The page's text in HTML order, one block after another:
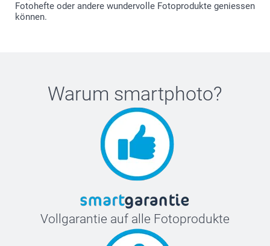
Fotohefte oder andere wundervolle Fotoprodukte geniessen
können.
Warum smartphoto?
Vollgarantie auf alle Fotoprodukte